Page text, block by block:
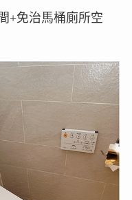
+免治馬桶廁所空